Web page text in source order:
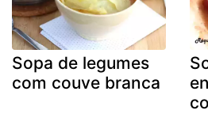
Sopa de legumes
com couve branca